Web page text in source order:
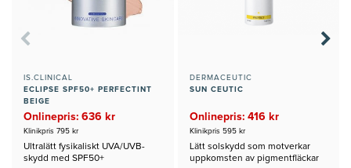
IS.CLINICAL
ECLIPSE SPF50+ PERFECTINT
BEIGE
Onlinepris: 636 kr
Klinikpris 795 kr
Ultralätt fysikaliskt UVA/UVB-
skydd med SPF50+
DERMACEUTIC
SUN CEUTIC
Onlinepris: 416 kr
Klinikpris 595 kr
Lätt solskydd som motverkar
uppkomsten av pigmentfläckar